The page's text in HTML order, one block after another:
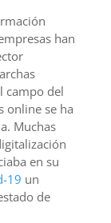
han
campo del
online se ha
Muchas
en su
19 un
de